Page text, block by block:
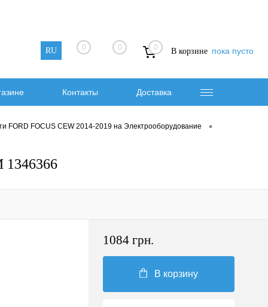
RU 0 0 0 В корзине пока пусто
Контакты Доставка
FORD FOCUS CEW 2014-2019 на Электрооборудование •
1346366
1084 грн.
В корзину